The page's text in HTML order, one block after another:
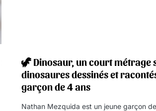
🦖 Dinosaur, un court métrage
dinosaures dessinés et
garçon de 4 ans
Nathan Mezquida est un jeune garçon